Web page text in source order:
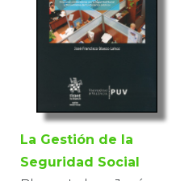
La Gestión de la
Seguridad Social